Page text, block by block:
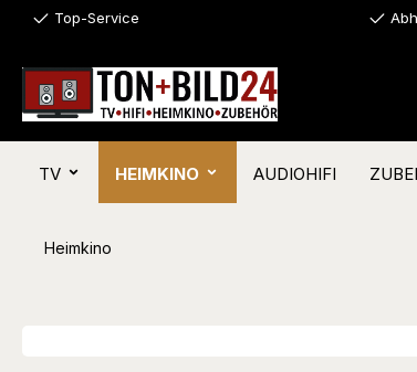
Zur Hauptnavigation springen
Top-Service
TV HEIMKINO AUDIOHIFI
Heimkino